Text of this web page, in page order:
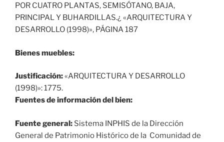
POR CUATRO PLANTAS, SEMISÓTANO, BAJA,
PRINCIPAL Y BUHARDILLAS.¿ «ARQUITECTURA Y
DESARROLLO (1998)», PÁGINA 187
Bienes muebles:
Justificación:«ARQUITECTURA Y DESARROLLO
(1998)»: 1775.
Fuentes de información del bien:
Fuente general: Sistema INPHIS de la Dirección
General de Patrimonio Histórico de la Comunidad de